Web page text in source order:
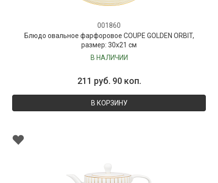
001860
Блюдо овальное фарфоровое COUPE GOLDEN ORBIT,
размер: 30х21 см
В НАЛИЧИИ
211 руб. 90 коп.
В КОРЗИНУ